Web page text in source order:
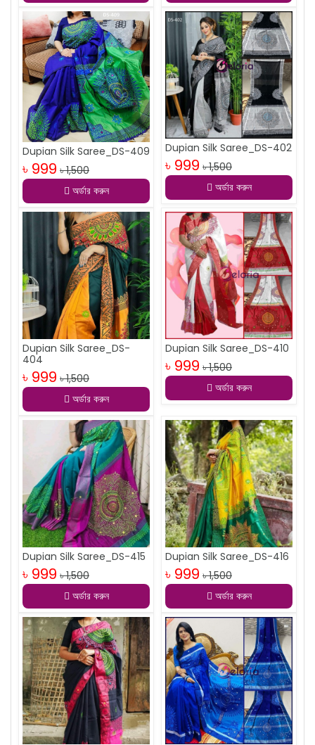
Dupian Silk Saree_DS-409
৳ 999 ৳ 1,500
অর্ডার করুন
Dupian Silk Saree_DS-402
৳ 999 ৳ 1,500
অর্ডার করুন
Dupian Silk Saree_DS-
404
৳ 999 ৳ 1,500
অর্ডার করুন
Dupian Silk Saree_DS-410
৳ 999 ৳ 1,500
অর্ডার করুন
Dupian Silk Saree_DS-415
৳ 999 ৳ 1,500
অর্ডার করুন
Dupian Silk Saree_DS-416
৳ 999 ৳ 1,500
অর্ডার করুন